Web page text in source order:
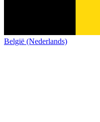
België (Nederlands)